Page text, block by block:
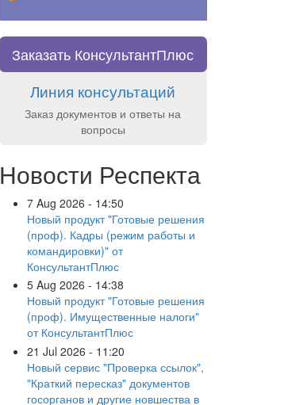
Заказать КонсультантПлюс
Линия консультаций
Заказ документов и ответы на
вопросы
Новости Респекта
7 Aug 2026 - 14:50
Новый продукт "Готовые решения
(проф). Кадры (режим работы и
командировки)" от
КонсультантПлюс
5 Aug 2026 - 14:38
Новый продукт "Готовые решения
(проф). Имущественные налоги"
от КонсультантПлюс
21 Jul 2026 - 11:20
Новый сервис "Проверка ссылок",
"Краткий пересказ" документов
госорганов и другие новшества в